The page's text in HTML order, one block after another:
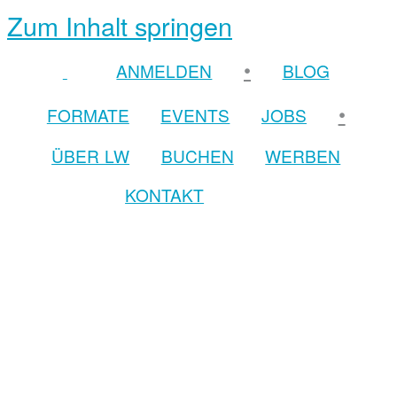
Zum Inhalt springen
ANMELDEN •
BLOG
FORMATE
EVENTS JOBS •
ÜBER LW BUCHEN
WERBEN
KONTAKT